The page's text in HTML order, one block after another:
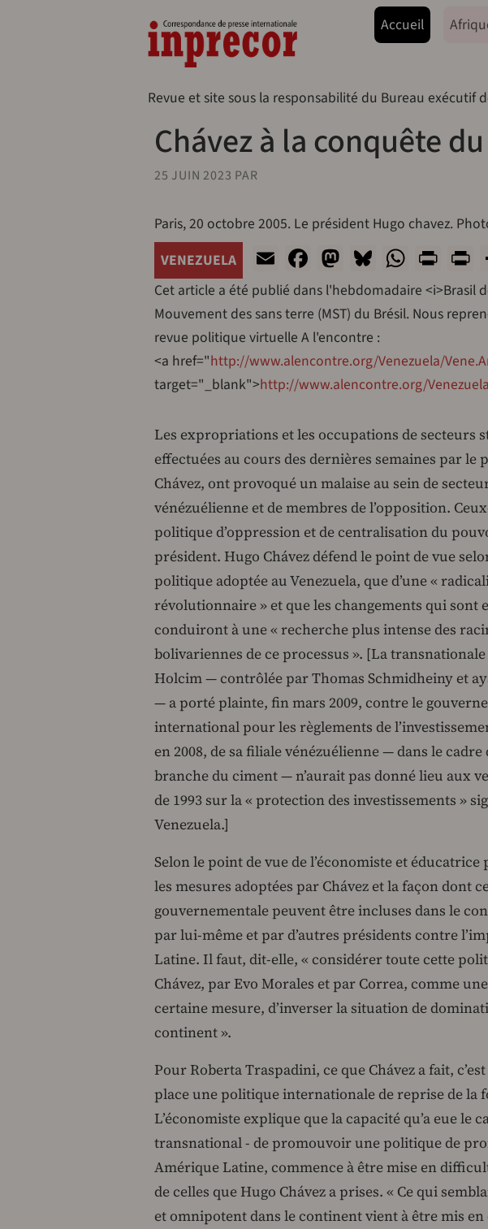
Navegação principal
Accueil
Revue et site sous la responsabilité du Bureau exécutif
Chávez à la conquête
25 JUIN 2023 PAR
Paris, 20 octobre 2005. Le président Hugo chavez.
VENEZUELA
EmailFacebook
Mastodon
Bluesky
Cet article a été publié dans l'hebdomadaire <i>Brasil
Mouvement des sans terre (MST) du Brésil. Nous
revue politique virtuelle A l'encontre :
<a href="http://www.alencontre.org/Venezuela/
target="_blank">http://www.alencontre.org/
Les expropriations et les occupations de secteurs
effectuées au cours des dernières semaines par le
Chávez, ont provoqué un malaise au sein de
vénézuélienne et de membres de l’opposition.
politique d’oppression et de centralisation du
président. Hugo Chávez défend le point de vue
politique adoptée au Venezuela, que d’une «
révolutionnaire » et que les changements qui sont
conduiront à une « recherche plus intense des
bolivariennes de ce processus ». [La
Holcim — contrôlée par Thomas Schmidheiny et
— a porté plainte, fin mars 2009, contre le
international pour les règlements de
en 2008, de sa filiale vénézuélienne — dans le
branche du ciment — n’aurait pas donné lieu aux
de 1993 sur la « protection des investissements »
Venezuela.]
Selon le point de vue de l’économiste et
les mesures adoptées par Chávez et la façon dont
gouvernementale peuvent être incluses dans le
par lui-même et par d’autres présidents contre
Latine. Il faut, dit-elle, « considérer toute cette
Chávez, par Evo Morales et par Correa, comme
certaine mesure, d’inverser la situation de
continent ».
Pour Roberta Traspadini, ce que Chávez a fait,
place une politique internationale de reprise de la
L’économiste explique que la capacité qu’a eue le
transnational - de promouvoir une politique de
Amérique Latine, commence à être mise en
de celles que Hugo Chávez a prises. « Ce qui
et omnipotent dans le continent vient à être mis